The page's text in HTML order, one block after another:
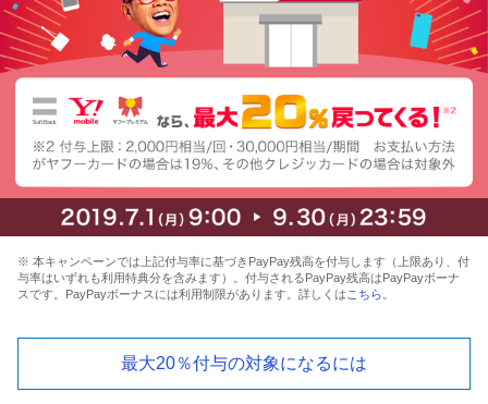
※ 本キャンペーンでは上記付与率に基づきPayPay残高を付与します（上限あり、付
与率はいずれも利用特典分を含みます）。付与されるPayPay残高はPayPayボーナ
スです。PayPayボーナスには利用制限があります。詳しくは こちら
最大20％付与の対象になるには